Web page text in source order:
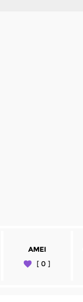
AMEI
[ 0 ]